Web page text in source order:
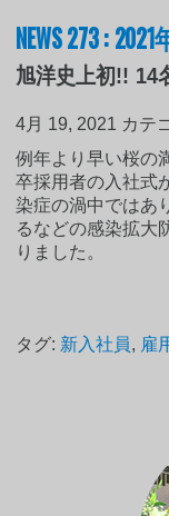
NEWS 273 :
旭洋史上初!! 14
4月 19, 2021 カテ
例年より早い桜の
卒採用者の入社式
染症の渦中ではあ
るなどの感染拡大
りました。
タグ: 新入社員, 雇